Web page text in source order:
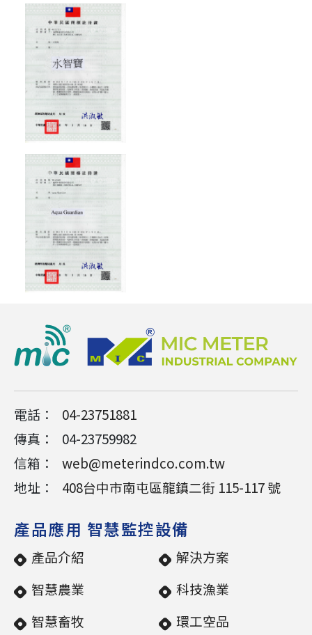
電話：
04-23751881
傳真：
04-23759982
信箱：
web@meterindco.com.tw
地址：
408台中市南屯區龍鎮二街 115-117 號
產品應用 智慧監控設備
產品介紹
解決方案
智慧農業
科技漁業
智慧畜牧
環工空品